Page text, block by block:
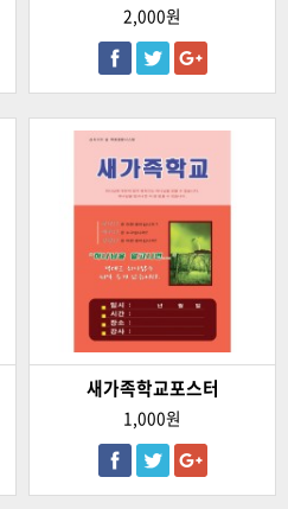
2,000원
새가족학교포스터
1,000원